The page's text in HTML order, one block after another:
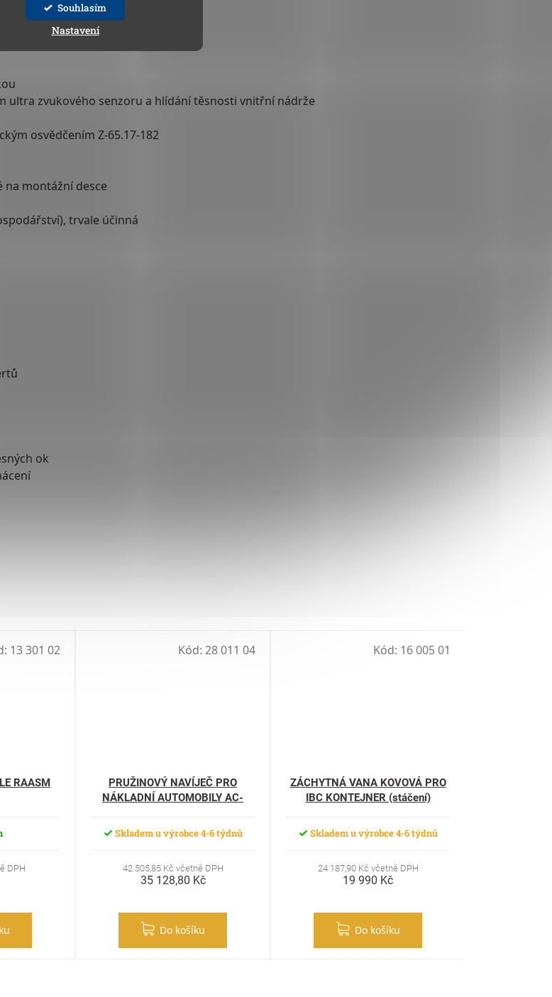
Souhlasím
Nastavení
ultra zvukového senzoru a hlídání těsnosti vnitřní nádrže
osvědčením Z-65.17-182
montážní desce
trvale účinná
ok
RAASM
DPH
13 301 02
PRUŽINOVÝ NAVÍJEČ PRO
NÁKLADNÍ AUTOMOBILY AC-
Skladem u výrobce 4-6 týdnů
42 505,85 Kč včetně DPH
35 128,80 Kč
Do košíku
Kód: 28 011 04
ZÁCHYTNÁ VANA KOVOVÁ PRO
IBC KONTEJNER (stáčení)
Skladem u výrobce 4-6 týdnů
24 187,90 Kč včetně DPH
19 990 Kč
Do košíku
Kód: 16 005 01